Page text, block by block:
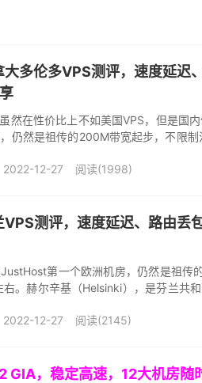
多伦多VPS测评，速度延迟
然在性价比上不如美国VPS，但是国
仍然是祖传的200M带宽起步，不限
2022-12-27 阅读(1998)
测评，速度延迟、路由丢
第一个欧洲机房，仍然是祖传
。赫尔辛基（Helsinki），是芬兰共
2022-12-27 阅读(2145)
GIA，稳定高速，12大机房随